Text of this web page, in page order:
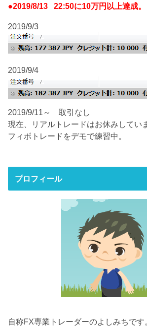
●2019/8/13 22:50に10万円以上達成。
2019/9/3
2019/9/4
2019/9/11～ 取引なし
現在、リアルトレードはお休みしてい
フィボトレードをデモで練習中。
プロフィール
自称FX専業トレーダーのよしみちです